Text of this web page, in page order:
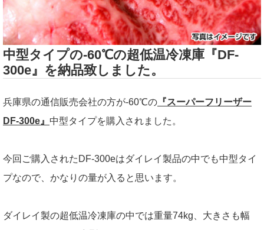
中型タイプの-60℃の超低温冷凍庫『DF-
300e』を納品致しました。
兵庫県の通信販売会社の方が-60℃の 『スーパーフリーザー
DF-300e』 中型タイプを購入されました。
今回ご購入されたDF-300eはダイレイ製品の中でも中型タイ
プなので、かなりの量が入ると思います。
ダイレイ製の超低温冷凍庫の中では重量74kg、大きさも幅